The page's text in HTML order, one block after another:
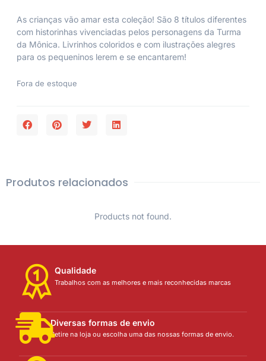
As crianças vão amar esta coleção! São 8 títulos diferentes
com historinhas vivenciadas pelos personagens da Turma
da Mônica. Livrinhos coloridos e com ilustrações alegres
para os pequeninos lerem e se encantarem!
Fora de estoque
Produtos relacionados
Products not found.
Qualidade
Trabalhos com as melhores e mais reconhecidas marcas
Diversas formas de envio
Retire na loja ou escolha uma das nossas formas de envio.